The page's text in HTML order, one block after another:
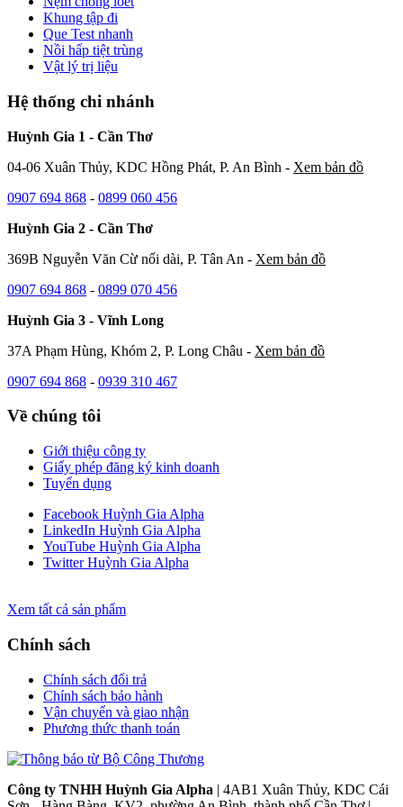
Khung tập đi
Que Test nhanh
Nồi hấp tiệt trùng
Vật lý trị liệu
Hệ thống chi nhánh
Huỳnh Gia 1 - Cần Thơ
04-06 Xuân Thủy, KDC Hồng Phát, P. An Bình - Xem bản đồ
0907 694 868 - 0899 060 456
Huỳnh Gia 2 - Cần Thơ
369B Nguyễn Văn Cừ nối dài, P. Tân An - Xem bản đồ
0907 694 868 - 0899 070 456
Huỳnh Gia 3 - Vĩnh Long
37A Phạm Hùng, Khóm 2, P. Long Châu - Xem bản đồ
0907 694 868 - 0939 310 467
Về chúng tôi
Giới thiệu công ty
Giấy phép đăng ký kinh doanh
Tuyển dụng
Facebook Huỳnh Gia Alpha
LinkedIn Huỳnh Gia Alpha
YouTube Huỳnh Gia Alpha
Twitter Huỳnh Gia Alpha
Xem tất cả sản phẩm
Chính sách
Chính sách đổi trả
Chính sách bảo hành
Vận chuyển và giao nhận
Phương thức thanh toán
Công ty TNHH Huỳnh Gia Alpha | 4AB1 Xuân Thủy, KDC Cái